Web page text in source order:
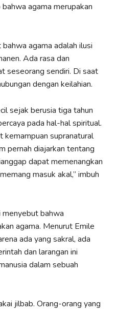
agama merupakan
agama adalah ilusi
Ada rasa dan
seseorang sendiri. Di saat
dengan keilahian.
sejak berusia tiga tahun
pada hal-hal spiritual.
supranatural
pernah diajarkan tentang
dapat memenangkan
masuk akal,” imbuh
bahwa
agama. Menurut Emile
ada yang sakral, ada
dan larangan ini
dalam sebuah
jilbab. Orang-orang yang